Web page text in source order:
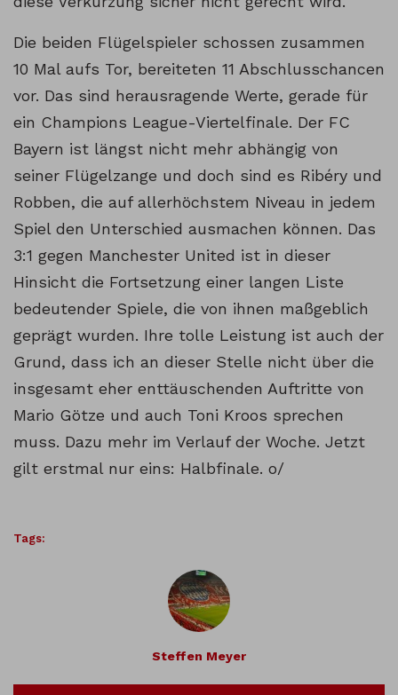
Die beiden Flügelspieler schossen zusammen
10 Mal aufs Tor, bereiteten 11 Abschlusschancen
vor. Das sind herausragende Werte, gerade für
ein Champions League-Viertelfinale. Der FC
Bayern ist längst nicht mehr abhängig von
seiner Flügelzange und doch sind es Ribéry und
Robben, die auf allerhöchstem Niveau in jedem
Spiel den Unterschied ausmachen können. Das
3:1 gegen Manchester United ist in dieser
Hinsicht die Fortsetzung einer langen Liste
bedeutender Spiele, die von ihnen maßgeblich
geprägt wurden. Ihre tolle Leistung ist auch der
Grund, dass ich an dieser Stelle nicht über die
insgesamt eher enttäuschenden Auftritte von
Mario Götze und auch Toni Kroos sprechen
muss. Dazu mehr im Verlauf der Woche. Jetzt
gilt erstmal nur eins: Halbfinale. o/
Tags:
Steffen Meyer